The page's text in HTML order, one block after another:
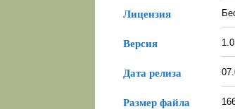
Лицензия
Версия
Дата релиза
Размер файла